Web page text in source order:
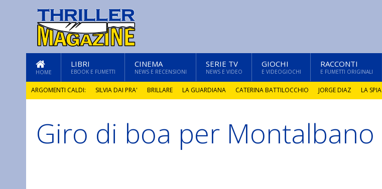
HOME
LIBRI
EBOOK E FUMETTI
CINEMA
NEWS E RECENSIONI
SERIE TV
NEWS E VIDEO
GIOCHI
E VIDEOGIOCHI
RACCONTI
E FUMETTI ORIGINALI
ARGOMENTI CALDI: SILVIA DAI PRA' BRILLARE LA GUARDIANA CATERINA BATTILOCCHIO JORGE DIAZ LA SPIA
GLI ANNI DI PIETRA
Giro di boa per Montalbano